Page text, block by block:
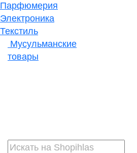
Парфюмерия
Электроника
Текстиль
Мусульманские
товары